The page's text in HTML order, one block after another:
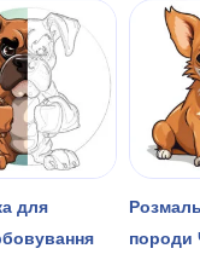
для
породи